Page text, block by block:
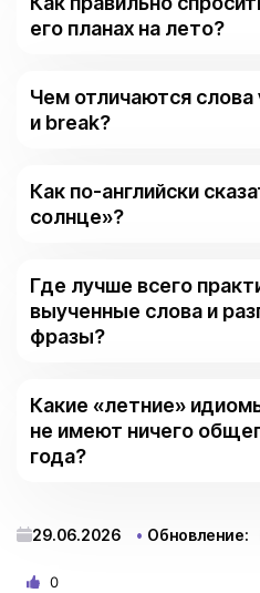
его планах на лето?
Чем отличаются
и break?
Как по-английски
солнце»?
Где лучше всего
выученные слова и
фразы?
Какие «летние»
не имеют ничего
года?
29.06.2026 Обновление:
0